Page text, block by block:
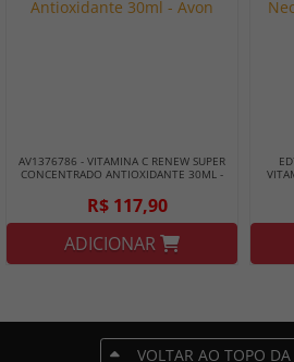
AV1376786 - VITAMINA C RENEW SUPER
CONCENTRADO ANTIOXIDANTE 30ML -
R$ 117,90
ADICIONAR
VOLTAR AO TOPO